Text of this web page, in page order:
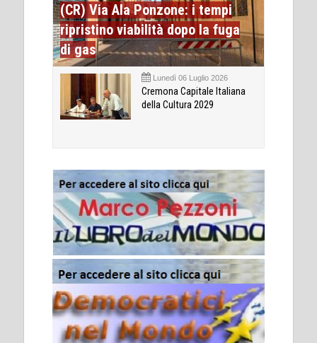
(CR) Via Ala Ponzone: i tempi
ripristino viabilità dopo la fuga
di gas
Lunedì 06 Luglio 2026
Cremona Capitale Italiana
della Cultura 2029